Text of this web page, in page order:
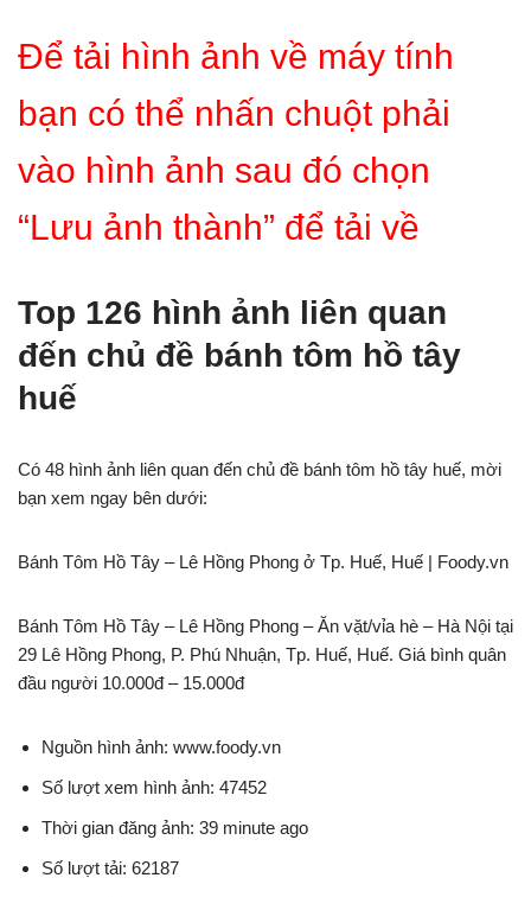
Để tải hình ảnh về máy tính
bạn có thể nhấn chuột phải
vào hình ảnh sau đó chọn
“Lưu ảnh thành” để tải về
Top 126 hình ảnh liên quan
đến chủ đề bánh tôm hồ tây
huế
Có 48 hình ảnh liên quan đến chủ đề bánh tôm hồ tây huế, mời
bạn xem ngay bên dưới:
Bánh Tôm Hồ Tây – Lê Hồng Phong ở Tp. Huế, Huế | Foody.vn
Bánh Tôm Hồ Tây – Lê Hồng Phong – Ăn vặt/vỉa hè – Hà Nội tại
29 Lê Hồng Phong, P. Phú Nhuận, Tp. Huế, Huế. Giá bình quân
đầu người 10.000đ – 15.000đ
Nguồn hình ảnh: www.foody.vn
Số lượt xem hình ảnh: 47452
Thời gian đăng ảnh: 39 minute ago
Số lượt tải: 62187